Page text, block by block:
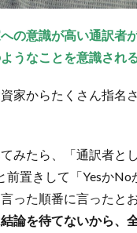
の意識が高い通訳者
うなことを意識され
家からたくさん指名
みたら、「通訳者と
置きして「YesかNo
った順番に言ったと
論を待てないから、